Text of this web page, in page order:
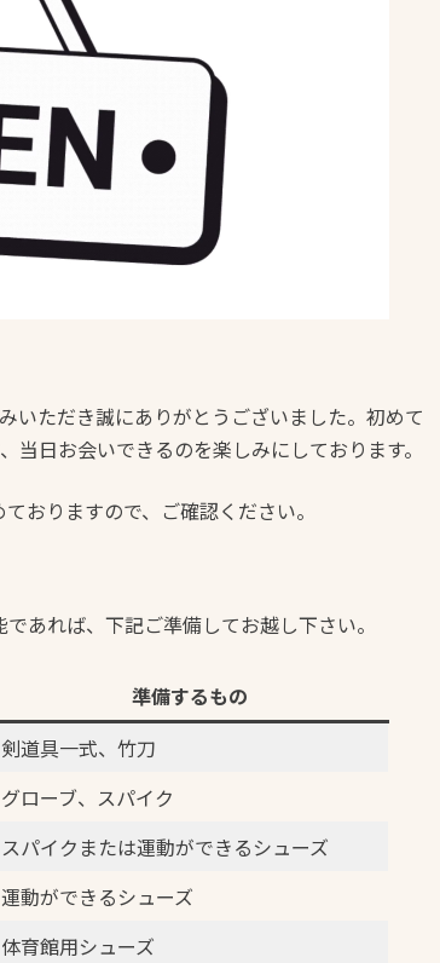
いただき誠にありがとうございました。初めて
日お会いできるのを楽しみにしております。
おりますので、ご確認ください。
あれば、下記ご準備してお越し下さい。
準備するもの
剣道具一式、竹刀
グローブ、スパイク
スパイクまたは運動ができるシューズ
運動ができるシューズ
体育館用シューズ